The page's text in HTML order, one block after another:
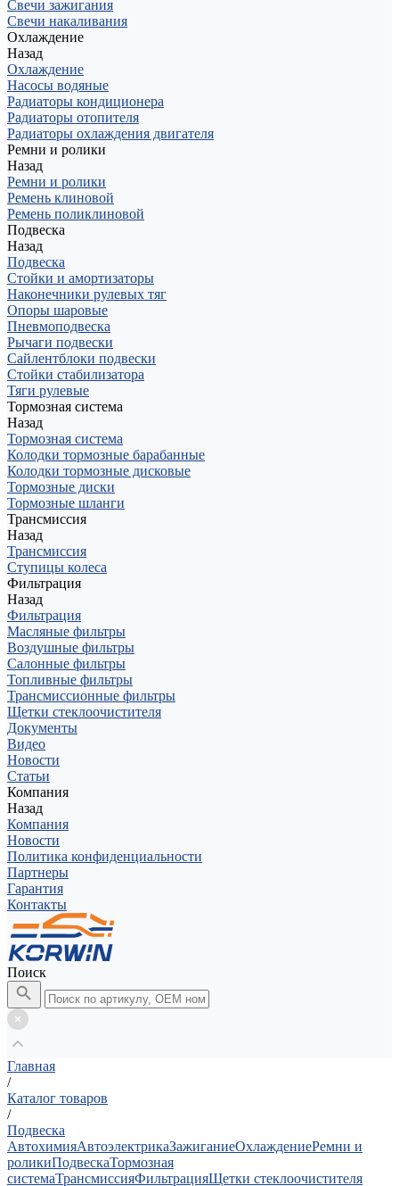
Свечи зажигания
Свечи накаливания
Охлаждение
Назад
Охлаждение
Насосы водяные
Радиаторы кондиционера
Радиаторы отопителя
Радиаторы охлаждения двигателя
Ремни и ролики
Назад
Ремни и ролики
Ремень клиновой
Ремень поликлиновой
Подвеска
Назад
Подвеска
Стойки и амортизаторы
Наконечники рулевых тяг
Опоры шаровые
Пневмоподвеска
Рычаги подвески
Сайлентблоки подвески
Стойки стабилизатора
Тяги рулевые
Тормозная система
Назад
Тормозная система
Колодки тормозные барабанные
Колодки тормозные дисковые
Тормозные диски
Тормозные шланги
Трансмиссия
Назад
Трансмиссия
Ступицы колеса
Фильтрация
Назад
Фильтрация
Масляные фильтры
Воздушные фильтры
Салонные фильтры
Топливные фильтры
Трансмиссионные фильтры
Щетки стеклоочистителя
Документы
Видео
Новости
Статьи
Компания
Назад
Компания
Новости
Политика конфиденциальности
Партнеры
Гарантия
Контакты
Поиск
Главная
/
Каталог товаров
/
Подвеска
АвтохимияАвтоэлектрикаЗажиганиеОхлаждениеРемни и
роликиПодвескаТормозная
системаТрансмиссияФильтрацияЩетки стеклоочистителя